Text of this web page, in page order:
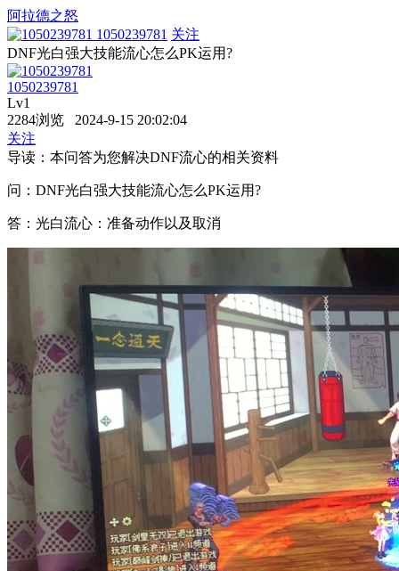
阿拉德之怒
1050239781 关注
DNF光白强大技能流心怎么PK运用?
1050239781
Lv1
2284浏览 2024-9-15 20:02:04
关注
导读：本问答为您解决DNF流心的相关资料
问：DNF光白强大技能流心怎么PK运用?
答：光白流心：准备动作以及取消